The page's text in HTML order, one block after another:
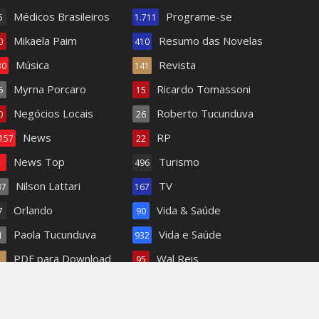
Médicos Brasileiros
Mikaela Paim
Música
Myrna Porcaro
Negócios Locais
News
News Top
Nilson Lattari
Orlando
Paola Tucunduva
PDF para Download
Programe-se
1.711
Resumo das Novelas
410
Revista
141
Ricardo Tomassoni
15
Roberto Tucunduva
26
RP
22
Turismo
496
TV
167
Vida & Saúde
90
Vida e Saúde
932
Wal Reis
95